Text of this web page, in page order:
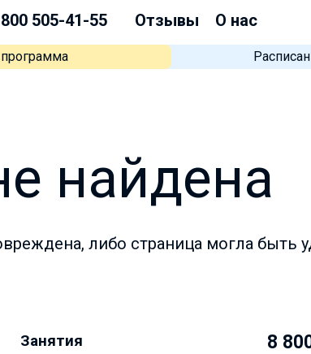
505-41-55 Отзывы
О нас
найдена
либо страница могла быть
Занятия
8